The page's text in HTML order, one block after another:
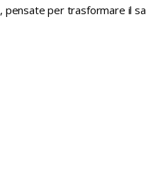
pensate per trasformare il